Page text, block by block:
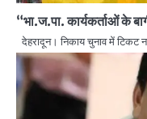
“भा.ज.पा. कार्यकर्ताओं के
देहरादून। निकाय चुनाव में टिकट